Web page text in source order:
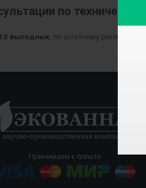
по
выходных, по штатному расписанию:
Принимаем к оплате